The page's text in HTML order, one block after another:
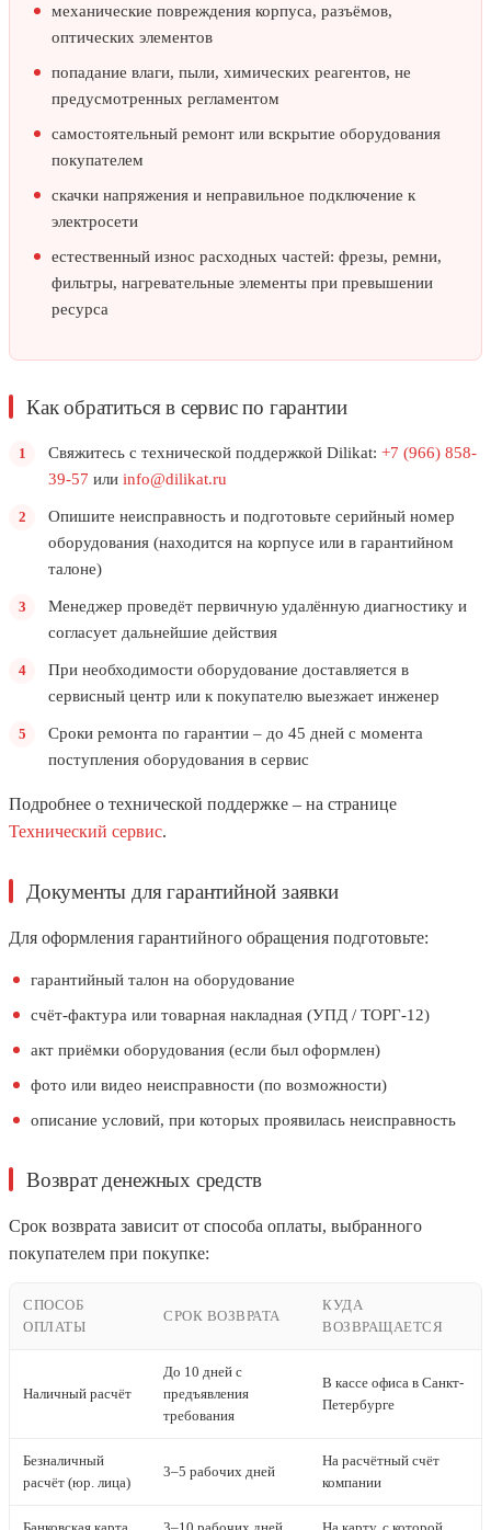
механические повреждения корпуса, разъёмов,
оптических элементов
попадание влаги, пыли, химических реагентов, не
предусмотренных регламентом
самостоятельный ремонт или вскрытие оборудования
покупателем
скачки напряжения и неправильное подключение к
электросети
естественный износ расходных частей: фрезы, ремни,
фильтры, нагревательные элементы при превышении
ресурса
Как обратиться в сервис по гарантии
Свяжитесь с технической поддержкой Dilikat: +7 (966) 858-
39-57 или info@dilikat.ru
Опишите неисправность и подготовьте серийный номер
оборудования (находится на корпусе или в гарантийном
талоне)
Менеджер проведёт первичную удалённую диагностику и
согласует дальнейшие действия
При необходимости оборудование доставляется в
сервисный центр или к покупателю выезжает инженер
Сроки ремонта по гарантии – до 45 дней с момента
поступления оборудования в сервис
Подробнее о технической поддержке – на странице
Технический сервис.
Документы для гарантийной заявки
Для оформления гарантийного обращения подготовьте:
гарантийный талон на оборудование
счёт-фактура или товарная накладная (УПД / ТОРГ-12)
акт приёмки оборудования (если был оформлен)
фото или видео неисправности (по возможности)
описание условий, при которых проявилась неисправность
Возврат денежных средств
Срок возврата зависит от способа оплаты, выбранного
покупателем при покупке:
СПОСОБ
ОПЛАТЫ
СРОК ВОЗВРАТА
КУДА
ВОЗВРАЩАЕТСЯ
Наличный расчёт
До 10 дней с
предъявления
требования
В кассе офиса в Санкт-
Петербурге
Безналичный
расчёт (юр. лица)
3–5 рабочих дней
На расчётный счёт
компании